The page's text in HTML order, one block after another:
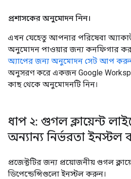
প্রশাসকের অনুমোদন নিন।
এখন যেহেতু আপনার পরিষেবা
অনুমোদন পাওয়ার জন্য কনফিগার
অ্যাপের জন্য অনুমোদন সেট আপ
অনুসরণ করে একজন Google
কাছ থেকে অনুমোদনটি নিন।
ধাপ ২: গুগল ক্লায়েন্ট
অন্যান্য নির্ভরতা ইনস্টল
প্রজেক্টটির জন্য প্রয়োজনীয় গুগল
ডিপেন্ডেন্সিগুলো ইনস্টল করুন।